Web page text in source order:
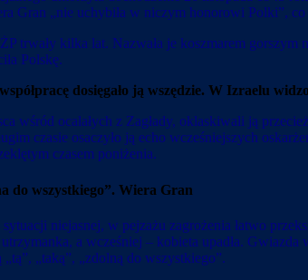
Gran „nie uchybiła w niczym honorowi Polki”,
trwały kilka lat. Nazwała je koszmarem
Polskę.
dosięgało ją wszędzie. W Izraelu
wśród ocalałych z Zagłady, oklaskiwali ją
czasie osaczyło ją echo wcześniejszych
czasem poniżenia.
do wszystkiego”. Wiera Gran
niejasnej, w pejzażu zagrożenia łatwo
utrzymanka, a wcześniej – kobieta upadła.
„taką”, „zdolną do wszystkiego”.